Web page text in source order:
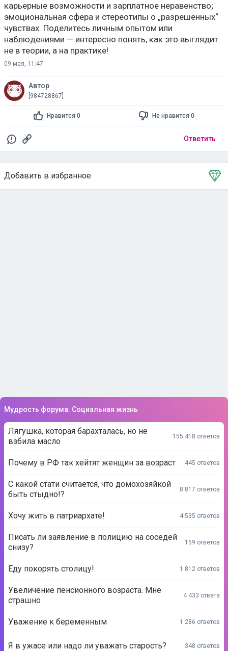
карьерные возможности и зарплатное неравенство;
эмоциональная сфера и стереотипы о „разрешённых“
чувствах. Поделитесь личным опытом или
наблюдениями — интересно понять, как это выглядит
не в теории, а на практике!
09 мая, 11:47
Автор
[984728867]
Нравится 0 Не нравится 0
Ответить
Добавить в избранное
Тема в избранном
Мудрость форума: Социальная жизнь
Лягушка, которая барахталась, но не
взбила масло
155 418 ответов
Почему в РФ так хейтят женщин за возраст 445 ответов
С какой стати считается, что домохозяйкой
быть стыдно!?
8 817 ответов
Хочу жить в патриархате! 4 535 ответов
Писать ли заявление в полицию на соседей
снизу?
159 ответов
Еду покорять столицу! 1 812 ответов
Увеличение пенсионного возраста. Мне
страшно
4 433 ответа
Уважение к беременным 1 286 ответов
Я в ужасе или надо ли уважать старость? 348 ответов